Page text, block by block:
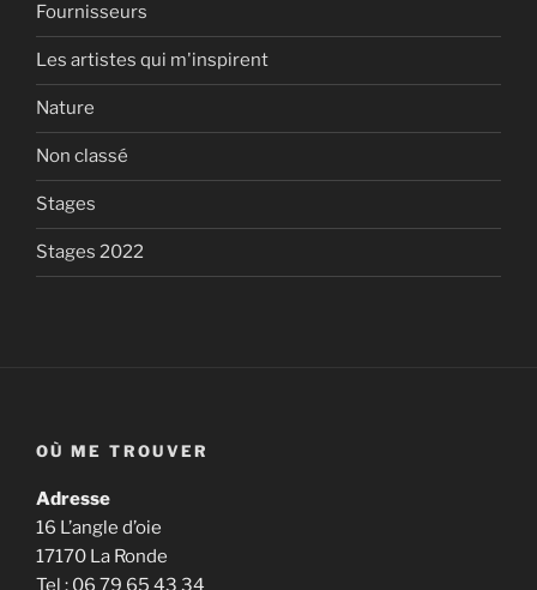
Fournisseurs
Les artistes qui m'inspirent
Nature
Non classé
Stages
Stages 2022
OÙ ME TROUVER
Adresse
16 L’angle d’oie
17170 La Ronde
Tel : 06 79 65 43 34